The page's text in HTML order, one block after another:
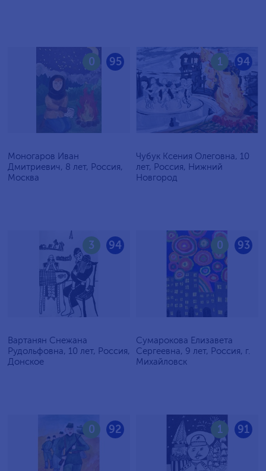
95
0
Моногаров Иван
Дмитриевич, 8 лет, Россия,
Москва
94
1
Чубук Ксения Олеговна, 10
лет, Россия, Нижний
Новгород
94
3
Вартанян Снежана
Рудольфовна, 10 лет, Россия,
Донское
93
0
Сумарокова Елизавета
Сергеевна, 9 лет, Россия, г.
Михайловск
92
0 91
1